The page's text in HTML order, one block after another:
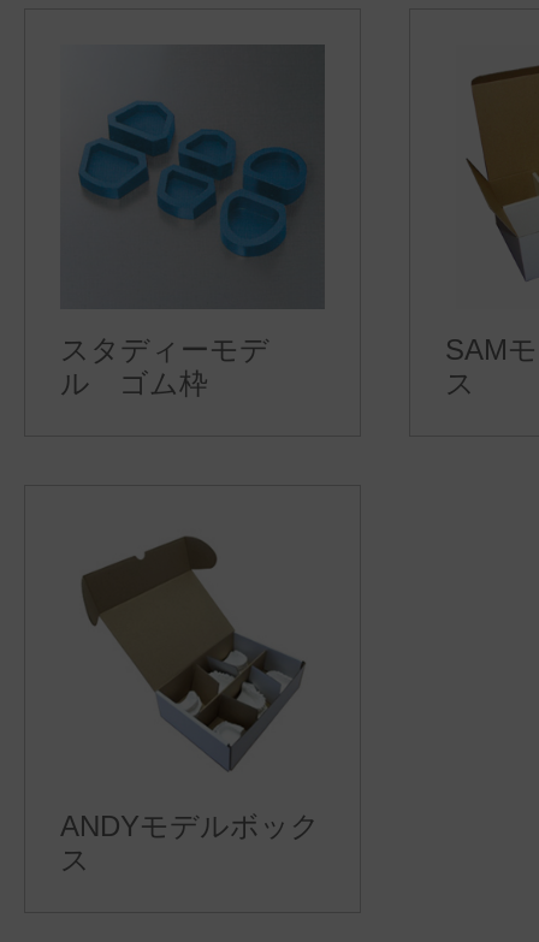
スタディーモデ
ル ゴム枠
SAM
ス
ANDYモデルボック
ス